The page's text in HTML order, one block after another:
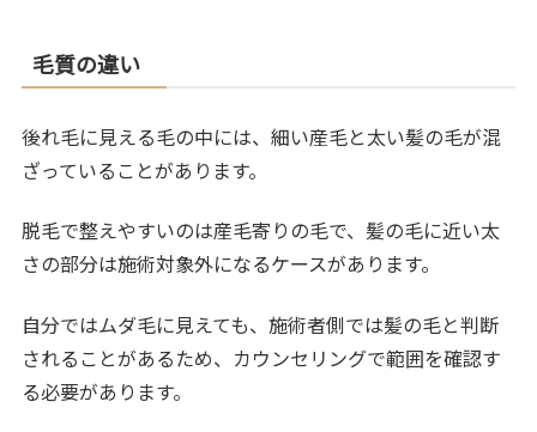
毛質の違い
後れ毛に見える毛の中には、細い産毛と太い髪の毛が混
ざっていることがあります。
脱毛で整えやすいのは産毛寄りの毛で、髪の毛に近い太
さの部分は施術対象外になるケースがあります。
自分ではムダ毛に見えても、施術者側では髪の毛と判断
されることがあるため、カウンセリングで範囲を確認す
る必要があります。